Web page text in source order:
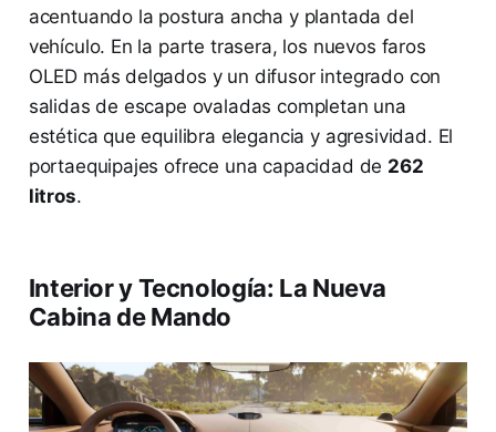
acentuando la postura ancha y plantada del
vehículo. En la parte trasera, los nuevos faros
OLED más delgados y un difusor integrado con
salidas de escape ovaladas completan una
estética que equilibra elegancia y agresividad. El
portaequipajes ofrece una capacidad de 262
litros.
Interior y Tecnología: La Nueva
Cabina de Mando